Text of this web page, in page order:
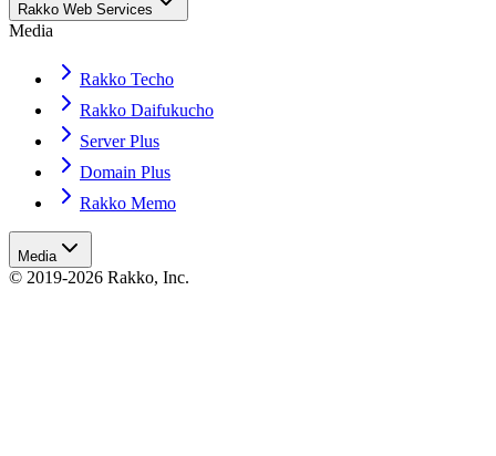
Rakko Web Services
Media
Rakko Techo
Rakko Daifukucho
Server Plus
Domain Plus
Rakko Memo
Media
© 2019-2026 Rakko, Inc.